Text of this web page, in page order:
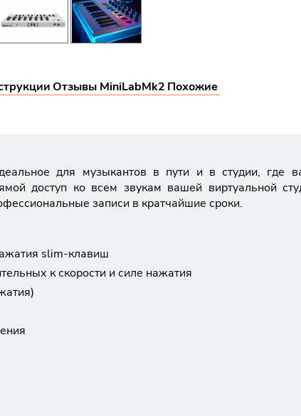
Отзывы MiniLabMk2 Похожие
для музыкантов в пути и в студии, где
доступ ко всем звукам вашей виртуальной
записи в кратчайшие сроки.
slim-клавиш
к скорости и силе нажатия